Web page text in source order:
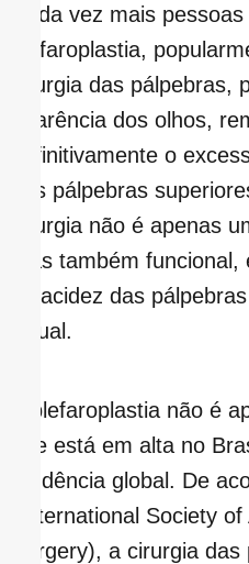
Cada vez mais
blefaroplastia,
cirurgia das pálpebras,
aparência dos olhos,
definitivamente o
nas pálpebras
cirurgia não é apenas
mas também
a flacidez das
visual.
A blefaroplastia não é
que está em alta no
tendência global. De
(International Society
Surgery), a cirurgia